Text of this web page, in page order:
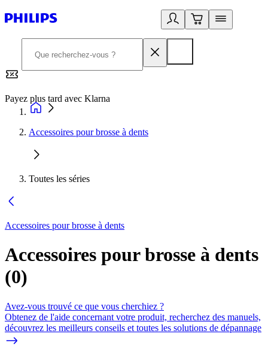
Payez plus tard avec Klarna
Accessoires pour brosse à dents
Toutes les séries
Accessoires pour brosse à dents
Accessoires pour brosse à dents
(0)
Avez-vous trouvé ce que vous cherchiez ?
Obtenez de l'aide concernant votre produit, recherchez des manuels,
découvrez les meilleurs conseils et toutes les solutions de dépannage